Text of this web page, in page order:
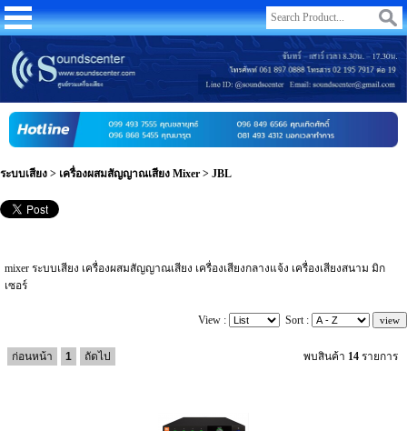
ระบบเสียง > เครื่องผสมสัญญาณเสียง Mixer > JBL
mixer ระบบเสียง เครื่องผสมสัญญาณเสียง เครื่องเสียงกลางแจ้ง เครื่องเสียงสนาม มิก
เซอร์
View : Sort :
ก่อนหน้า 1 ถัดไป พบสินค้า 14 รายการ